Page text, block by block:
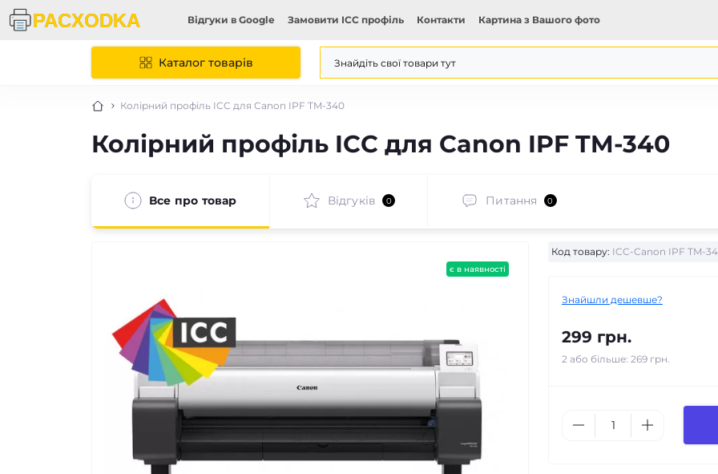
Відгуки в Google Замовити ICC профіль Контакти Картина з Вашого фото
Каталог товарів
Колірний профіль ICC для Canon IPF TM-340
Колірний профіль ICC для Canon IPF TM-340
Все про товар Відгуків 0 Питання 0
є в наявності
Код товару: ICC-Canon IPF TM-
Знайшли дешевше?
299 грн.
2 або більше: 269 грн.